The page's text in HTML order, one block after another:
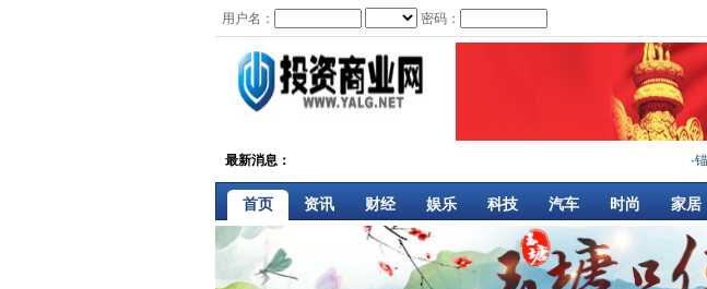
用户名： 密码：
最新消息： 锚定
首页 资讯 财经 娱乐 科技 汽车 时尚 家居